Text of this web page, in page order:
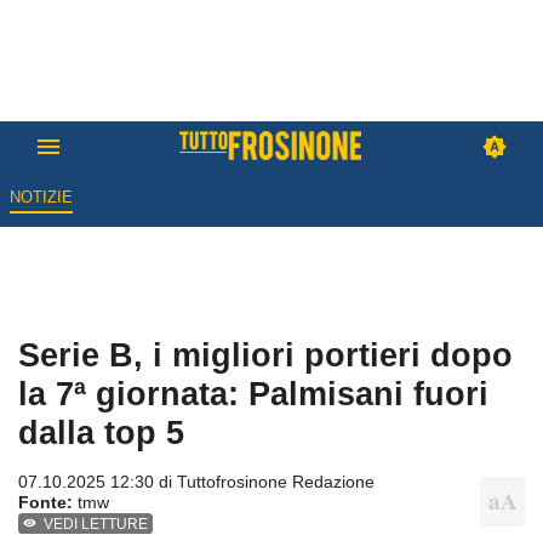
NOTIZIE
Serie B, i migliori portieri dopo
la 7ª giornata: Palmisani fuori
dalla top 5
07.10.2025 12:30 di Tuttofrosinone Redazione
Fonte: tmw
VEDI LETTURE